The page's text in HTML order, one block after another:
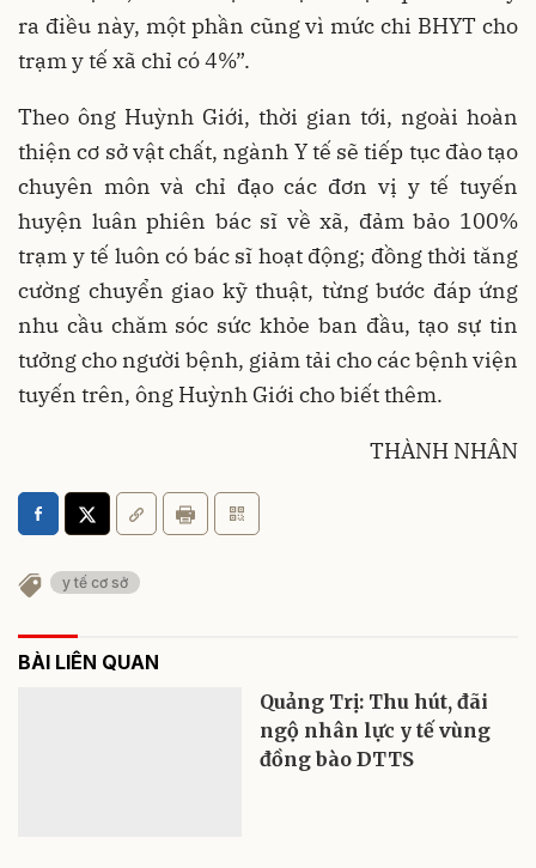
ra điều này, một phần cũng vì mức chi BHYT cho
trạm y tế xã chỉ có 4%”.
Theo ông Huỳnh Giới, thời gian tới, ngoài hoàn
thiện cơ sở vật chất, ngành Y tế sẽ tiếp tục đào tạo
chuyên môn và chỉ đạo các đơn vị y tế tuyến
huyện luân phiên bác sĩ về xã, đảm bảo 100%
trạm y tế luôn có bác sĩ hoạt động; đồng thời tăng
cường chuyển giao kỹ thuật, từng bước đáp ứng
nhu cầu chăm sóc sức khỏe ban đầu, tạo sự tin
tưởng cho người bệnh, giảm tải cho các bệnh viện
tuyến trên, ông Huỳnh Giới cho biết thêm.
THÀNH NHÂN
y tế cơ sở
BÀI LIÊN QUAN
Quảng Trị: Thu hút, đãi
ngộ nhân lực y tế vùng
đồng bào DTTS